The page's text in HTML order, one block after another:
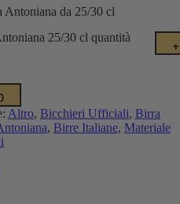
da 25/30 cl
25/30 cl quantità
+
Altro, Bicchieri Ufficiali, Birra
, Birre Italiane, Materiale